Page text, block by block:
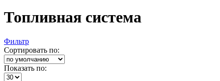
Топливная система
Фильтр
Сортировать по:
Показать по: